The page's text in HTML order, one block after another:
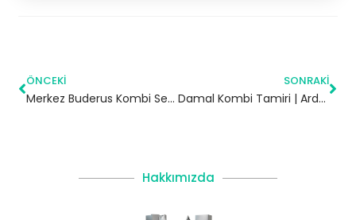
ÖNCEKI
Merkez Buderus Kombi Servisi – Beykoz Yetkili Servis
SONRAKI
Damal Kombi Tamiri | Ardahan
Hakkımızda